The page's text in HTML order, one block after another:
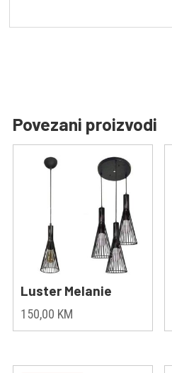
Povezani proizvodi
Luster Melanie
150,00 KM